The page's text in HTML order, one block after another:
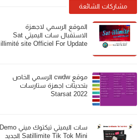
مشاركات الشائعة
الموقع الرسمي لاجهزة
الاستقبال سات اليميتي Sat
illimité site Officiel For Update
موقع cwdw الرسمي الخاص
بتحديثات اجهزة ستارسات
Starsat 2022
سات اليميتي تيكتوك ميني Demo
Satillimite Tik Tok Mini الجديد